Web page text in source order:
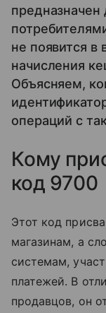
предназначен
не появится в
начисления
Объясняем,
операций с
Кому
код 9700
Этот код
магазинам, а
системам,
платежей. В
продавцов, он